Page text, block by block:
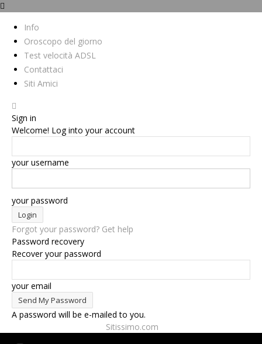
Info
Oroscopo del giorno
Test velocità ADSL
Contattaci
Siti Amici
Sign in
Welcome! Log into your account
your username
your password
Forgot your password? Get help
Password recovery
Recover your password
your email
A password will be e-mailed to you.
Sitissimo.com